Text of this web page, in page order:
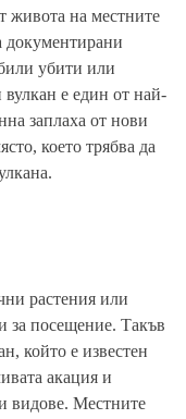
живота на местните
документирани
убити или
вулкан е един от най-
заплаха от нови
което трябва да
растения или
за посещение. Такъв
който е известен
акация и
видове. Местните